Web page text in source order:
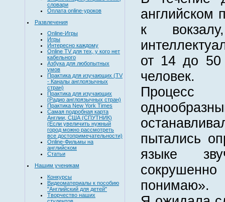
словари
Оплата online-уроков
Развлечения
Online-Игры
Игры
Интересно каждому
Online TV для тех, у кого нет
кабельного
Азбука для любопытных
умов
Практика для изучающих (TV
- Каналы англоязычных
стран)
Практика для изучающих
(Радио англоязычных стран)
Практика New York Times
Самая подробная карта
Англии, США (СПУТНИК)
(Если увеличить нужный
город можно рассмотреть
все достопримечательности)
Online-Фильмы на
английском
Статьи
Нашим ученикам
Конкурсы
Видеоматериалы к пособию
"Английский для детей"
Творчество наших
студентов
английском
к
от 14 до 50
человек.
Процесс
пытались
языке
понимаю».